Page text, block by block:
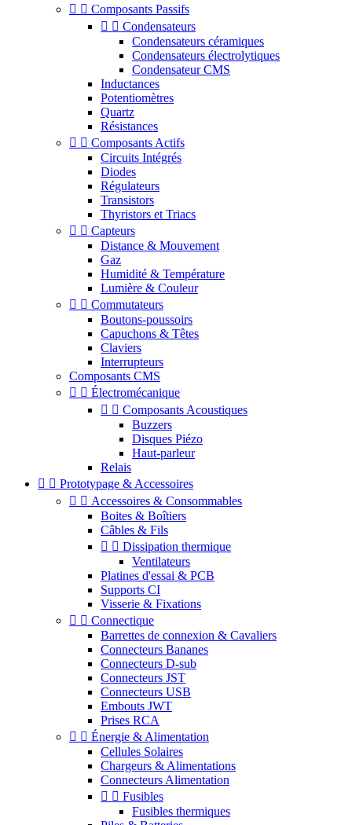
  Composants Passifs
  Condensateurs
Condensateurs céramiques
Condensateurs électrolytiques
Condensateur CMS
Inductances
Potentiomètres
Quartz
Résistances
  Composants Actifs
Circuits Intégrés
Diodes
Régulateurs
Transistors
Thyristors et Triacs
  Capteurs
Distance & Mouvement
Gaz
Humidité & Température
Lumière & Couleur
  Commutateurs
Boutons-poussoirs
Capuchons & Têtes
Claviers
Interrupteurs
Composants CMS
  Électromécanique
  Composants Acoustiques
Buzzers
Disques Piézo
Haut-parleur
Relais
  Prototypage & Accessoires
  Accessoires & Consommables
Boites & Boîtiers
Câbles & Fils
  Dissipation thermique
Ventilateurs
Platines d'essai & PCB
Supports CI
Visserie & Fixations
  Connectique
Barrettes de connexion & Cavaliers
Connecteurs Bananes
Connecteurs D-sub
Connecteurs JST
Connecteurs USB
Embouts JWT
Prises RCA
  Énergie & Alimentation
Cellules Solaires
Chargeurs & Alimentations
Connecteurs Alimentation
  Fusibles
Fusibles thermiques